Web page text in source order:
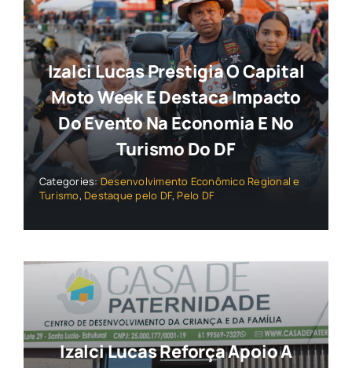
Izalci Lucas Prestigia O Capital
Moto Week E Destaca Impacto
Do Evento Na Economia E No
Turismo Do DF
Categories: Desenvolvimento Econômico Regional e
Turismo, Destaque pelo DF, Pelo DF
Izalci Lucas Reforça Apoio A